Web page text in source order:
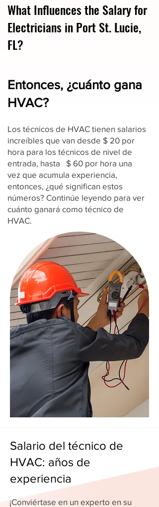
What Influences the Salary for
Electricians in Port St. Lucie,
FL?
Entonces, ¿cuánto gana
HVAC?
Los técnicos de HVAC tienen salarios
increíbles que van desde $ 20 por
hora para los técnicos de nivel de
entrada, hasta $ 60 por hora una
vez que acumula experiencia,
entonces, ¿qué significan estos
números? Continúe leyendo para ver
cuánto ganará como técnico de
HVAC.
Salario del técnico de
HVAC: años de
experiencia
¡Conviértase en un experto en su